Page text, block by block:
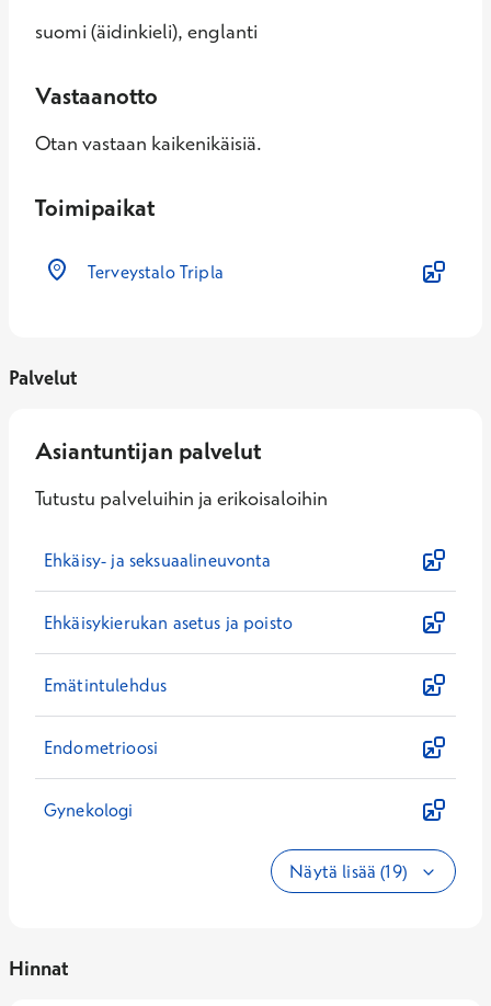
suomi (äidinkieli), englanti
Vastaanotto
Otan vastaan kaikenikäisiä.
Toimipaikat
Terveystalo Tripla
Palvelut
Asiantuntijan palvelut
Tutustu palveluihin ja erikoisaloihin
Ehkäisy- ja seksuaalineuvonta
Ehkäisykierukan asetus ja poisto
Emätintulehdus
Endometrioosi
Gynekologi
Näytä lisää (19)
Hinnat